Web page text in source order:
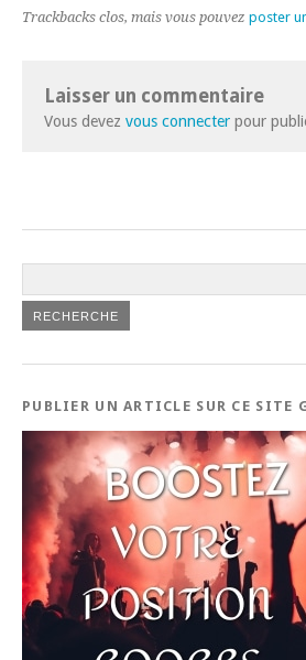
Trackbacks clos, mais vous pouvez poster
Laisser un commentaire
Vous devez vous connecter pour
PUBLIER UN ARTICLE SUR CE SITE